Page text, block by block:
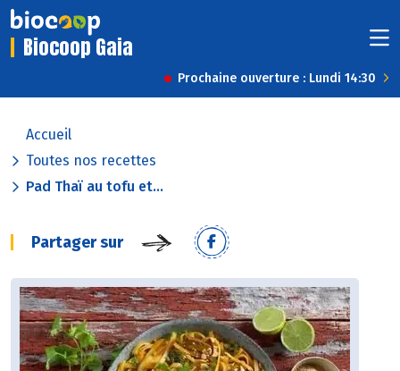
Biocoop Gaia
Prochaine ouverture : Lundi 14:30
Accueil
Toutes nos recettes
Pad Thaï au tofu et...
Partager sur